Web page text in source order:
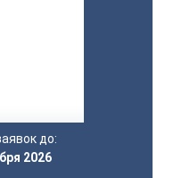
до:
2026